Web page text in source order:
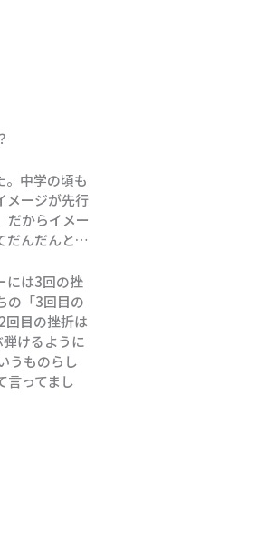
。中学の頃も
メージが先行
だからイメー
だんだんと…
には3回の挫
の「3回目の
回目の挫折は
けるように
うものらし
言ってまし